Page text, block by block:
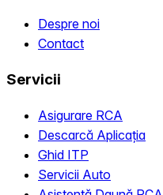
Despre noi
Contact
Servicii
Asigurare RCA
Descarcă Aplicația
Ghid ITP
Servicii Auto